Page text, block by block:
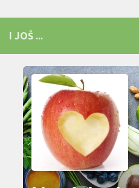
I JOŠ ...